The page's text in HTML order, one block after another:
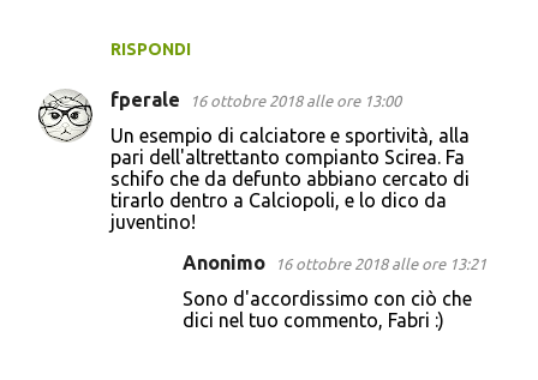
RISPONDI
fperale 16 ottobre 2018 alle ore 13:00
Un esempio di calciatore e sportività, alla
pari dell'altrettanto compianto Scirea. Fa
schifo che da defunto abbiano cercato di
tirarlo dentro a Calciopoli, e lo dico da
juventino!
Anonimo 16 ottobre 2018 alle ore 13:21
Sono d'accordissimo con ciò che
dici nel tuo commento, Fabri :)